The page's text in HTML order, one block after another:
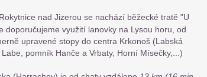
nad Jizerou se nachází běžecké tratě "U
doporučujeme využití lanovky na Lysou horu, od
upravené stopy do centra Krkonoš (Labská
pomník Hanče a Vrbaty, Horní Mísečky,...)